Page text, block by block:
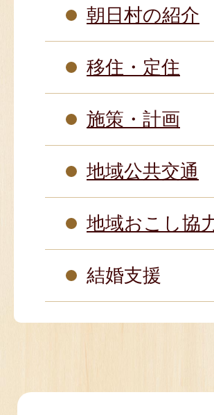
朝日村の紹介
移住・定住
施策・計画
地域公共交通
地域おこし協
結婚支援